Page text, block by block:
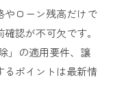
やローン残高だけで
認が不可欠です。
」の適用要件、譲
るポイントは最新情